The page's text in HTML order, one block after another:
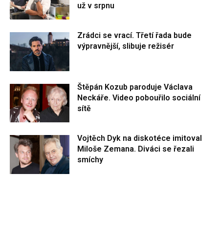
už v srpnu
Zrádci se vrací. Třetí řada bude
výpravnější, slibuje režisér
Štěpán Kozub paroduje Václava
Neckáře. Video pobouřilo sociální
sítě
Vojtěch Dyk na diskotéce imitoval
Miloše Zemana. Diváci se řezali
smíchy